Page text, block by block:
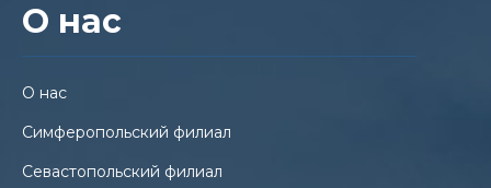
О нас
О нас
Симферопольский филиал
Севастопольский филиал